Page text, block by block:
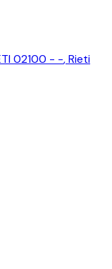
02100 - -,Rieti